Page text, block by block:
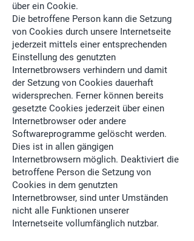
über ein Cookie.
Die betroffene Person kann die Setzung
von Cookies durch unsere Internetseite
jederzeit mittels einer entsprechenden
Einstellung des genutzten
Internetbrowsers verhindern und damit
der Setzung von Cookies dauerhaft
widersprechen. Ferner können bereits
gesetzte Cookies jederzeit über einen
Internetbrowser oder andere
Softwareprogramme gelöscht werden.
Dies ist in allen gängigen
Internetbrowsern möglich. Deaktiviert die
betroffene Person die Setzung von
Cookies in dem genutzten
Internetbrowser, sind unter Umständen
nicht alle Funktionen unserer
Internetseite vollumfänglich nutzbar.